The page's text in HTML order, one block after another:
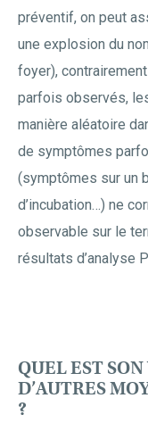
préventif, on peut
une explosion du
foyer), contrairement
parfois observés,
manière aléatoire
de symptômes
(symptômes sur un
d’incubation…) ne
observable sur le
résultats d’analyse
QUEL EST
D’AUTRES
?